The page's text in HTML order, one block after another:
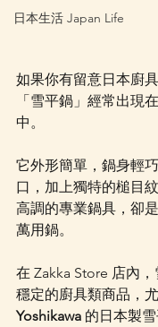
日本生活 Japan Life
如果你有留意日本廚
「雪平鍋」經常出現
中。
它外形簡單，鍋身輕
口，加上獨特的槌目
高調的專業鍋具，卻
萬用鍋。
在 Zakka Store 店內
穩定的廚具類商品，
Yoshikawa 的日本製